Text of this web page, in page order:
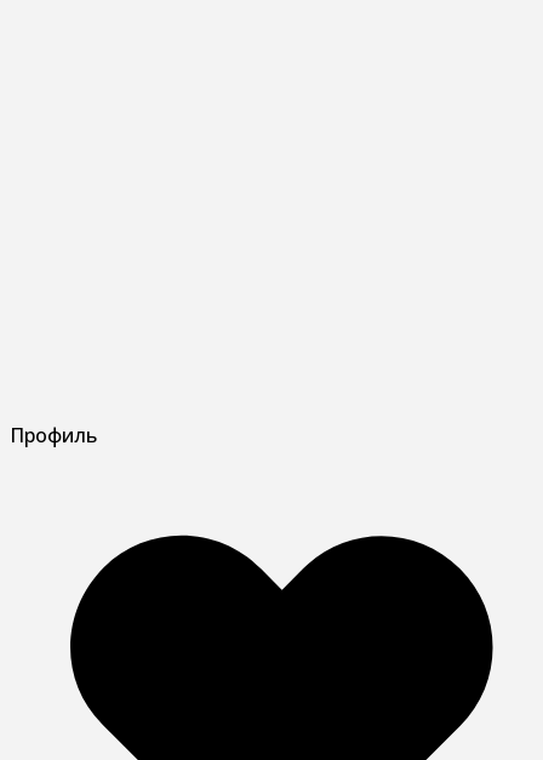
Профиль